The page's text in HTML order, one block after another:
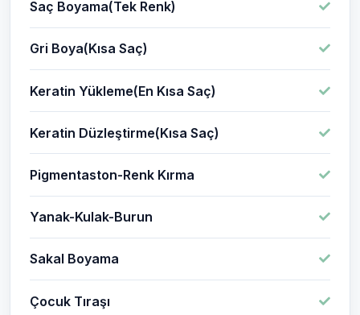
Saç Boyama(Tek Renk)
Gri Boya(Kısa Saç)
Keratin Yükleme(En Kısa Saç)
Keratin Düzleştirme(Kısa Saç)
Pigmentaston-Renk Kırma
Yanak-Kulak-Burun
Sakal Boyama
Çocuk Tıraşı